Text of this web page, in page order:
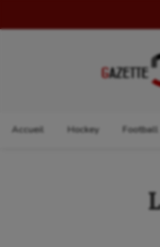
Accueil Hockey Football